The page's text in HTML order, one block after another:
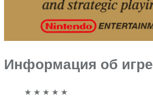
Информация об игре
★ ★ ★ ★ ★